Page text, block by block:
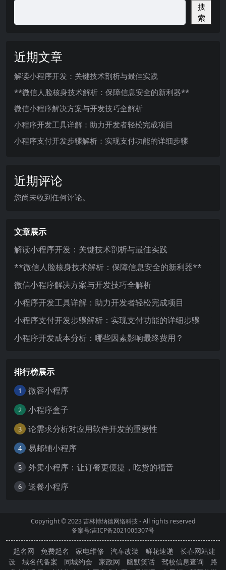
搜
索
近期文章
解读小程序开发：关键技术剖析与最佳实践
**微信人脸核身技术解析：保障信息安全的新利器**
微信小程序解决方案与开发技巧全解析
小程序开发工具详解：助力开发者轻松完成项目
小程序支付开发步骤解析：实现支付功能的详细步骤
近期评论
您尚未收到任何评论。
文章展示
解读小程序开发：关键技术剖析与最佳实践
**微信人脸核身技术解析：保障信息安全的新利器**
微信小程序解决方案与开发技巧全解析
小程序开发工具详解：助力开发者轻松完成项目
小程序支付开发步骤解析：实现支付功能的详细步骤
小程序开发成本分析：哪些因素影响最终费用？
排行榜展示
1 微容小程序
2 小程序盒子
3 论需求分析对应用软件开发的重要性
4 易邮铺小程序
5 外卖小程序：让订餐更便捷，吃货的福音
6 送餐小程序
Copyright © 2023吉林博纳德网络科技- All rights reserved
备案号:吉ICP备2021005307号
起名网 免费起名 家电维修 汽车改装 鲜花速递
长春网站建
设
域名代备案 同城约会 家政网 幽默笑话 驾校信息查询
路